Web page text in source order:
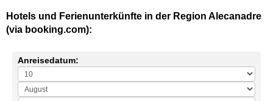
Hotels und Ferienunterkünfte in der Region Alecanadre
(via booking.com):
Anreisedatum: